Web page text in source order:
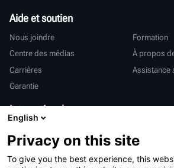
Aide et soutien
Nous joindre
Formation
Centre des médias
À propos
Carrières
Assistance
Garantie
International
亨特中国
English
Privacy on this site
To give you the best experience, this